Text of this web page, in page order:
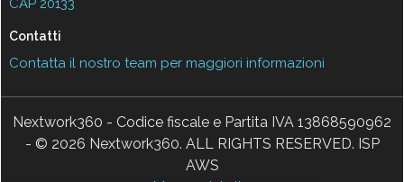
Contatti
Contatta il nostro team per maggiori informazioni
Nextwork360 - Codice fiscale e Partita IVA 13868590962
- © 2026 Nextwork360. ALL RIGHTS RESERVED. ISP
AWS